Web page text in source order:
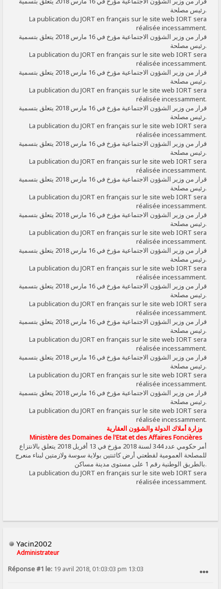
رئيس مصلحة.
La publication du JORT en français sur le site web IORT sera
réalisée incessamment.
رئيس مصلحة.
La publication du JORT en français sur le site web IORT sera
réalisée incessamment.
رئيس مصلحة.
La publication du JORT en français sur le site web IORT sera
réalisée incessamment.
رئيس مصلحة.
La publication du JORT en français sur le site web IORT sera
réalisée incessamment.
رئيس مصلحة.
La publication du JORT en français sur le site web IORT sera
réalisée incessamment.
رئيس مصلحة.
La publication du JORT en français sur le site web IORT sera
réalisée incessamment.
رئيس مصلحة.
La publication du JORT en français sur le site web IORT sera
réalisée incessamment.
رئيس مصلحة.
La publication du JORT en français sur le site web IORT sera
réalisée incessamment.
رئيس مصلحة.
La publication du JORT en français sur le site web IORT sera
réalisée incessamment.
رئيس مصلحة.
La publication du JORT en français sur le site web IORT sera
réalisée incessamment.
رئيس مصلحة.
La publication du JORT en français sur le site web IORT sera
réalisée incessamment.
رئيس مصلحة.
La publication du JORT en français sur le site web IORT sera
réalisée incessamment.
وزارة أملاك الدولة والشؤون العقارية
Ministère des Domaines de l'Etat et des Affaires Foncières
للمصلحة العمومية لقطعتي أرض كائنتين بولاية سوسة ولازمتين لبناء منعرج
بالطريق الوطنية رقم 1 على مستوى مدينة مساكن.
La publication du JORT en français sur le site web IORT sera
réalisée incessamment.
Yacin2002
Administrateur
Réponse #1 le: 19 avril 2018, 01:03:03 pm 13:03